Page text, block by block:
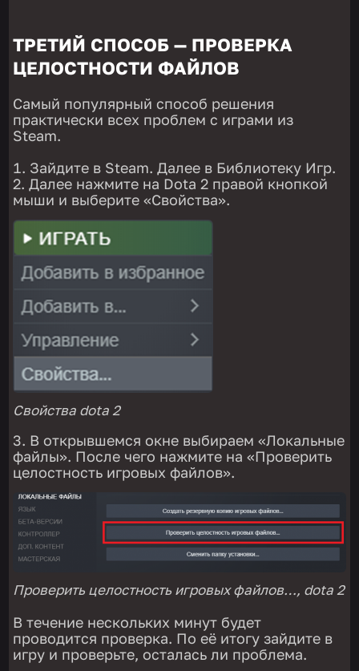
ТРЕТИЙ СПОСОБ — ПРОВЕРКА
ЦЕЛОСТНОСТИ ФАЙЛОВ
Самый популярный способ решения
практически всех проблем с играми из
Steam.
Зайдите в Steam. Далее в Библиотеку Игр.
Далее нажмите на Dota 2 правой кнопкой
мыши и выберите «Свойства».
Свойства dota 2
В открывшемся окне выбираем «Локальные
файлы». После чего нажмите на «Проверить
целостность игровых файлов».
Проверить целостность игровых файлов…, dota 2
В течение нескольких минут будет
проводится проверка. По её итогу зайдите в
игру и проверьте, осталась ли проблема.